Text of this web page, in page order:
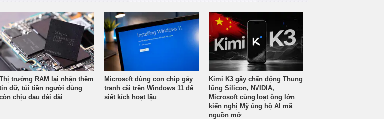
Thị trường RAM lại nhận thêm
tin dữ, túi tiền người dùng
còn chịu đau dài dài
Microsoft dùng con chip gây
tranh cãi trên Windows 11 để
siết kích hoạt lậu
Kimi K3 gây chấn động Thung
lũng Silicon, NVIDIA,
Microsoft cùng loạt ông lớn
kiến nghị Mỹ ủng hộ AI mã
nguồn mở